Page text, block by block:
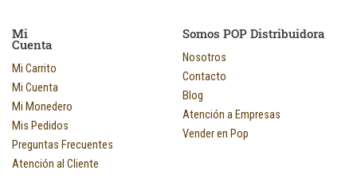
Mi
Cuenta
Mi Carrito
Mi Cuenta
Mi Monedero
Mis Pedidos
Preguntas Frecuentes
Atención al Cliente
Somos POP Distribuidora
Nosotros
Contacto
Blog
Atención a Empresas
Vender en Pop